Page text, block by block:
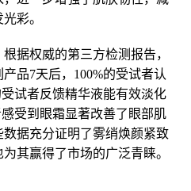
彩。
据权威的第三方检测报告，
品7天后，100%的受试者认
试者反馈精华液能有效淡化
受到眼霜显著改善了眼部肌
据充分证明了雾绡焕颜紧致
其赢得了市场的广泛青睐。